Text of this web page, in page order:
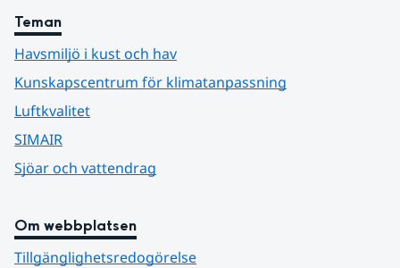
Teman
Havsmiljö i kust och hav
Kunskapscentrum för klimatanpassning
Luftkvalitet
SIMAIR
Sjöar och vattendrag
Om webbplatsen
Tillgänglighetsredogörelse